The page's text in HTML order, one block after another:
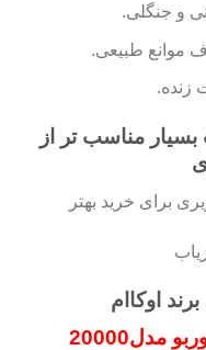
و جنگلی.
زنده.
بسیار مناسب تر از
برای خرید بهتر
اوکاام
مدل20000